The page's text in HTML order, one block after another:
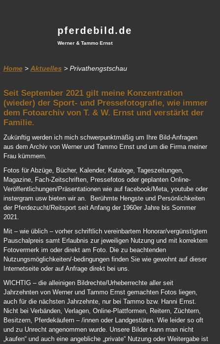
pferdebild.de
Werner & Tammo Ernst
Home> Aktuelles > Privathengstschau
Seit September 2021 gilt meine Konzentration
(wieder) der Sport- und Pressefotografie, wie immer
dem Fotoarchiv von T. & W. Ernst und verstärkt der
Familie.
Zukünftig werden ich mich schwerpunktmäßig um Ihre Bild-Anfragen
aus dem Archiv von Werner und Tammo Ernst und um die Firma meiner
Frau kümmern.
Fotos für Abzüge, Bücher, Kalender, Kataloge, Tageszeitungen,
Magazine, Fach-Zeitschriften, Pressefotos oder geplanten Online-
Veröffentlichungen/Präsentationen wie auf facebook/Meta, youtube oder
instergram usw bieten wir an. Berühmte Hengste und Persönlichkeiten
der Pferdezucht/Reitsport seit Anfang der 1960er Jahre bis Sommer
2021.
Mit – wie üblich – vorher schriftlich vereinbartem Honorar/vergünstigtem
Pauschalpreis samt Erlaubnis zur jeweiligen Nutzung und mit korrektem
Fotovermerk im oder direkt am Foto. Die zu beachtenden
Nutzungsmöglichkeiten/-bedingungen finden Sie wie gewohnt auf dieser
Internetseite oder auf Anfrage direkt bei uns.
WICHTIG – die alleinigen Bildrechte/Urheberrechte aller seit
Jahrzehnten von Werner und Tammo Ernst gemachten Fotos liegen,
auch für die nächsten Jahrzehnte, nur bei Tammo bzw. Hanni Ernst.
Nicht bei Verbänden, Verlagen, Online-Plattformen, Reitern, Züchtern,
Besitzern, Pferdekäufern – /innen oder Landgestüten. Wie leider so oft
und zu Unrecht angenommen wurde. Unsere Bilder kann man nicht
„kaufen“ und auch eine angebliche „private“ Nutzung oder Weitergabe ist